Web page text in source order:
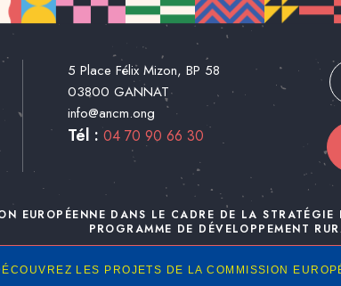
5 Place Félix Mizon, BP 58
03800 GANNAT
info@ancm.ong
Tél : 04 70 90 66 30
EUROPÉENNE DANS LE CADRE DE LA
PROGRAMME DE DÉVELOPPEMENT
LES PROJETS DE LA COMMISSION